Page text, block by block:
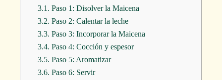
3.1. Paso 1: Disolver la Maicena
3.2. Paso 2: Calentar la leche
3.3. Paso 3: Incorporar la Maicena
3.4. Paso 4: Cocción y espesor
3.5. Paso 5: Aromatizar
3.6. Paso 6: Servir